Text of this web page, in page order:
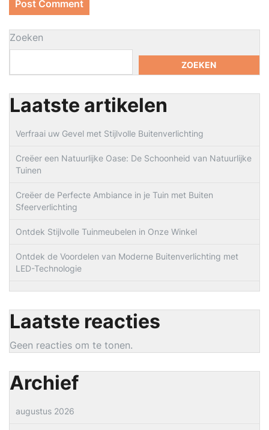
Zoeken
ZOEKEN
Laatste artikelen
Verfraai uw Gevel met Stijlvolle Buitenverlichting
Creëer een Natuurlijke Oase: De Schoonheid van Natuurlijke
Tuinen
Creëer de Perfecte Ambiance in je Tuin met Buiten
Sfeerverlichting
Ontdek Stijlvolle Tuinmeubelen in Onze Winkel
Ontdek de Voordelen van Moderne Buitenverlichting met
LED-Technologie
Laatste reacties
Geen reacties om te tonen.
Archief
augustus 2026